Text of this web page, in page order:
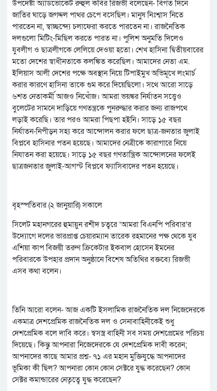
উপদেষ্টা অ্যাডভোকেট রুহুল কবির রিজভী বলেছেন- বিগত দিনে
জাতির ঘাড়ে জগদ্দল পাথর চেপে বসেছিল। মানুষ নিঃশ্বাস নিতে
পারতেন না, স্বাচ্ছন্দ্যে চলাফেরা করতে পারতেন না। রাজনৈতিক
দলগুলো মিটিং-মিছিল করতে পারত না। পুলিশ অনুমতি দিলেও
যুবলীগ ও ছাত্রলীগকে লেলিয়ে দেওয়া হতো। শেখ হাসিনা দ্বিতীয়বারের
মতো দেশের স্বাধীনতাকে কলঙ্কিত করেছিল। আমাদের নেতা এম.
ইলিয়াস আলী দেশের পক্ষে অবস্থান নিয়ে টিপাইমুখ অভিমূখে লংমার্চ
করার কারণে হাসিনা তাকে গুম করে দিয়েছিলো। সথে আরো সাড়ে
৬শত নেতাকর্মী আজও নিখোঁজ। আমরা ভয়ঙ্কর নির্যাতন সত্ত্বেও
বুলেটের সামনে দাড়িয়ে গণতন্ত্রকে পুনরুদ্ধার করার জন্য রাজপথে
লড়াই করেছি। তার পরও আমরা পিছপা হইনি। সাড়ে ১৫ বছর
নির্যাতন-নিপীড়ন সহ্য করে আন্দোলন করার ফলে ছাত্র-জনতার জুলাই
বিপ্লবে হাসিনার পতন হয়েছে। আমাদের নেত্রীকে কারাগারে নিয়ে
নিযাতন করা হয়েছে। সাড়ে ১৫ বছর গণতান্ত্রিক আন্দোলনের ফলেই
ছাত্রজনতার জুলাই-আগস্ট বিপ্লবে ফ্যাসিবাদের পতন হয়েছে।
বৃহস্পতিবার (২ জানুয়ারি) সকালে
সিলেট মহানগরের হুমায়ুন রশীদ চত্বরে ‘আমরা বিএনপি পরিবার’র
উদ্যোগে দলের ভারপ্রাপ্ত চেয়ারম্যান তারেক রহমানের পক্ষ থেকে যুব
এশিয়া কাপ বিজয়ী তরুণ ক্রিকেটার ইকবাল হোসেন ইমনের
পরিবারকে উপহার প্রদান অনুষ্ঠানে বিশেষ অতিথির বক্তব্যে রিজভী
এসব কথা বলেন।
তিনি আরো বলেন- আজ একটি ইসলামিক রাজনৈতিক দল নিজেদেরকে
একমাত্র দেশপ্রেমিক রাজনৈতিক দল ও সেনাবাহিনীকেই শুধু
দেশপ্রেমিক বলে দাবি করে। স্বসস্ত্র বাহিনী সব সময় দেশপ্রেমের পরিচয়
দিয়েছে। কিন্তু আপনারা নিজেদেরকে যে দেশপ্রেমিক দাবী করেন;
আপনাদের কাছে আমার প্রশ্ন- ৭১ এর মহান মুক্তিযুদ্ধে আপনাদের
ভূমিকা কী ছিল? আপনারা কোন কোন সেক্টরে যুদ্ধ করেছেন? কোন
সেক্টর কমান্ডারের নেতৃত্বে যুদ্ধ করেছেন?